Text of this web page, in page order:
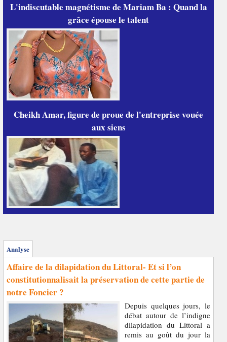
L'indiscutable magnétisme de Mariam Ba : Quand la
grâce épouse le talent
Cheikh Amar, figure de proue de l'entreprise vouée
aux siens
Analyse
Affaire de la dilapidation du Littoral- Et si l’on
constitutionnalisait la préservation de cette partie de
notre Foncier ?
Depuis quelques jours, le
débat autour de l’indigne
dilapidation du Littoral a
remis au goût du jour la